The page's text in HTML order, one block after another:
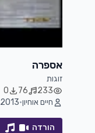
אספרה
זוגות
233
76
0
חיים אוחיון•
2013
הורדה